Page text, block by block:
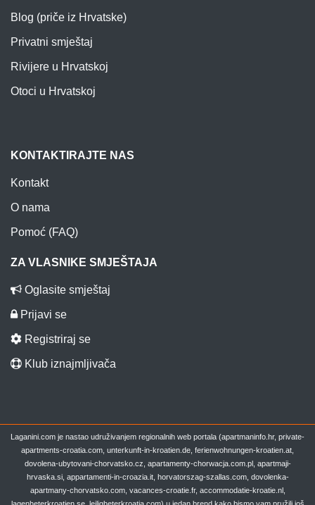
Blog (priče iz Hrvatske)
Privatni smještaj
Rivijere u Hrvatskoj
Otoci u Hrvatskoj
KONTAKTIRAJTE NAS
Kontakt
O nama
Pomoć (FAQ)
ZA VLASNIKE SMJEŠTAJA
Oglasite smještaj
Prijavi se
Registriraj se
Klub iznajmljivača
Laganini.com je nastao udruživanjem regionalnih web portala (apartmaninfo.hr, private-
apartments-croatia.com, unterkunft-in-kroatien.de, ferienwohnungen-kroatien.at,
dovolena-ubytovani-chorvatsko.cz, apartamenty-chorwacja.com.pl, apartmaji-
hrvaska.si, appartamenti-in-croazia.it, horvatorszag-szallas.com, dovolenka-
apartmany-chorvatsko.com, vacances-croatie.fr, accommodatie-kroatie.nl,